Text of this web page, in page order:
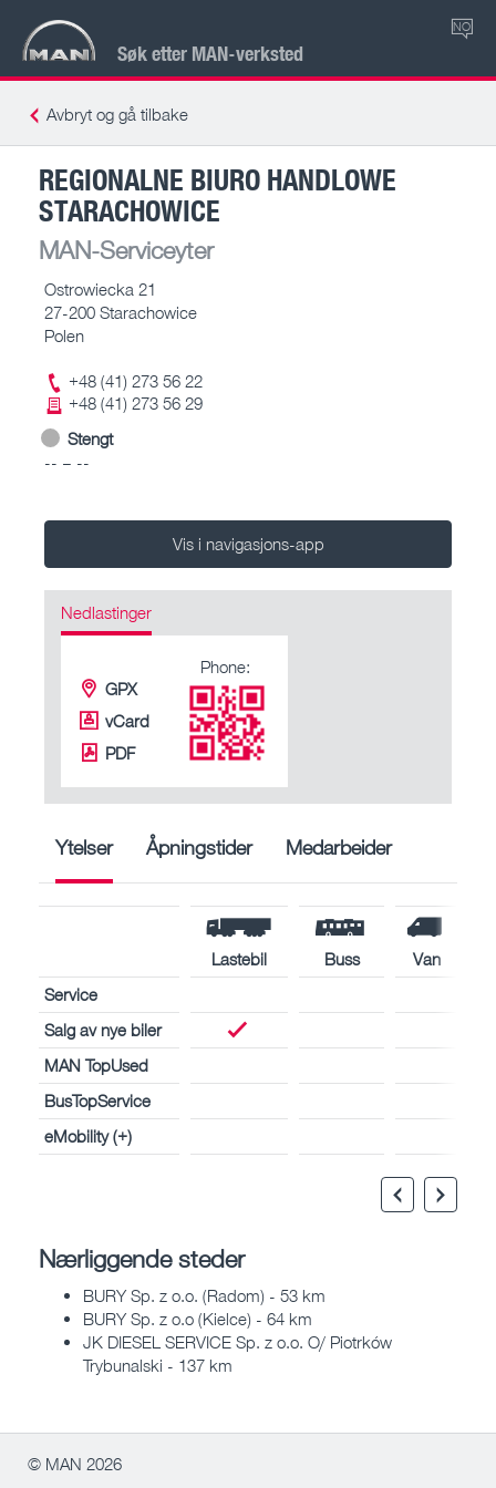
Søk etter MAN-verksted
NO
Avbryt og gå tilbake
REGIONALNE BIURO HANDLOWE
STARACHOWICE
MAN-Serviceyter
Ostrowiecka 21
27-200 Starachowice
Polen
+48 (41) 273 56 22
+48 (41) 273 56 29
Stengt
-- – --
Vis i navigasjons-app
Nedlastinger
GPX
vCard
PDF
Phone:
Ytelser Åpningstider Medarbeider
Lastebil Buss
Van
Service
Salg av nye biler
MAN TopUsed
BusTopService
eMobility (+)
Nærliggende steder
BURY Sp. z o.o. (Radom) - 53 km
BURY Sp. z o.o (Kielce) - 64 km
JK DIESEL SERVICE Sp. z o.o. O/ Piotrków
Trybunalski - 137 km
© MAN 2026